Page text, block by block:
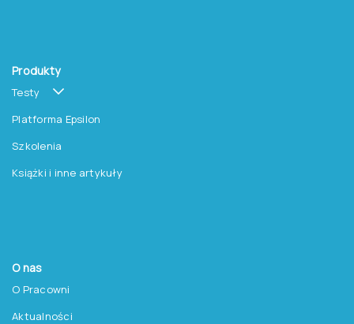
Produkty
Testy
Platforma Epsilon
Szkolenia
Książki i inne artykuły
O nas
O Pracowni
Aktualności